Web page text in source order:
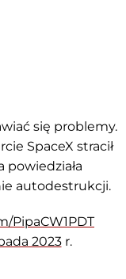
się problemy.
SpaceX stracił
autodestrukcji.
PipaCW1PDT
2023r.